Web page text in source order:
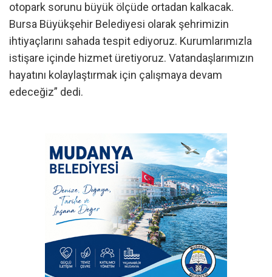
otopark sorunu büyük ölçüde ortadan kalkacak.
Bursa Büyükşehir Belediyesi olarak şehrimizin
ihtiyaçlarını sahada tespit ediyoruz. Kurumlarımızla
istişare içinde hizmet üretiyoruz. Vatandaşlarımızın
hayatını kolaylaştırmak için çalışmaya devam
edeceğiz” dedi.